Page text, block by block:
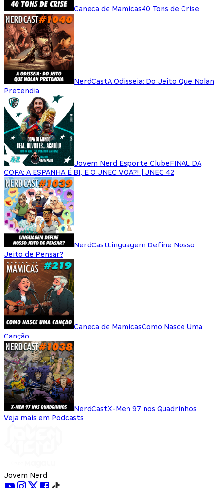
Caneca de Mamicas40 Tons de Crise
NerdCastA Odisseia: Do Jeito Que Nolan
Pretendia
Jovem Nerd Esporte ClubeFINAL DA
COPA: A ESPANHA É BI, E O JNEC VOA?! | JNEC 42
NerdCastLinguagem Define Nosso
Jeito de Pensar?
Caneca de MamicasComo Nasce Uma
Canção
NerdCastX-Men 97 nos Quadrinhos
Veja mais em Podcasts
Jovem Nerd